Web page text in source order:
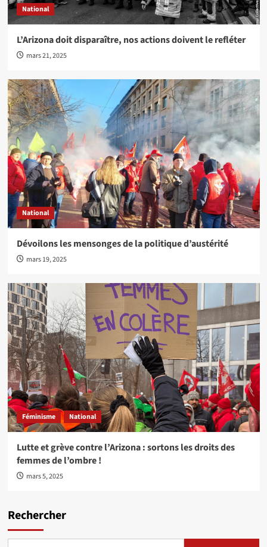
National
L’Arizona doit disparaître, nos actions doivent le refléter
mars 21, 2025
National
Dévoilons les mensonges de la politique d’austérité
mars 19, 2025
Féminisme National
Lutte et grève contre l’Arizona : sortons les droits des
femmes de l’ombre !
mars 5, 2025
Rechercher